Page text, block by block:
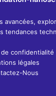
avancées,
tendances
confidentialité
légales
Nous